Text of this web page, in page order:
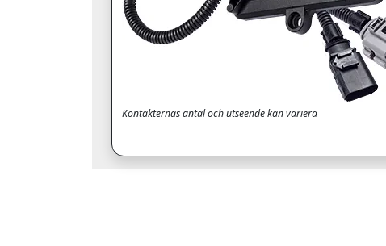
Kontakternas antal och utseende kan variera